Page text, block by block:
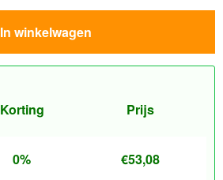
In winkelwagen
Korting Prijs
0% €53,08